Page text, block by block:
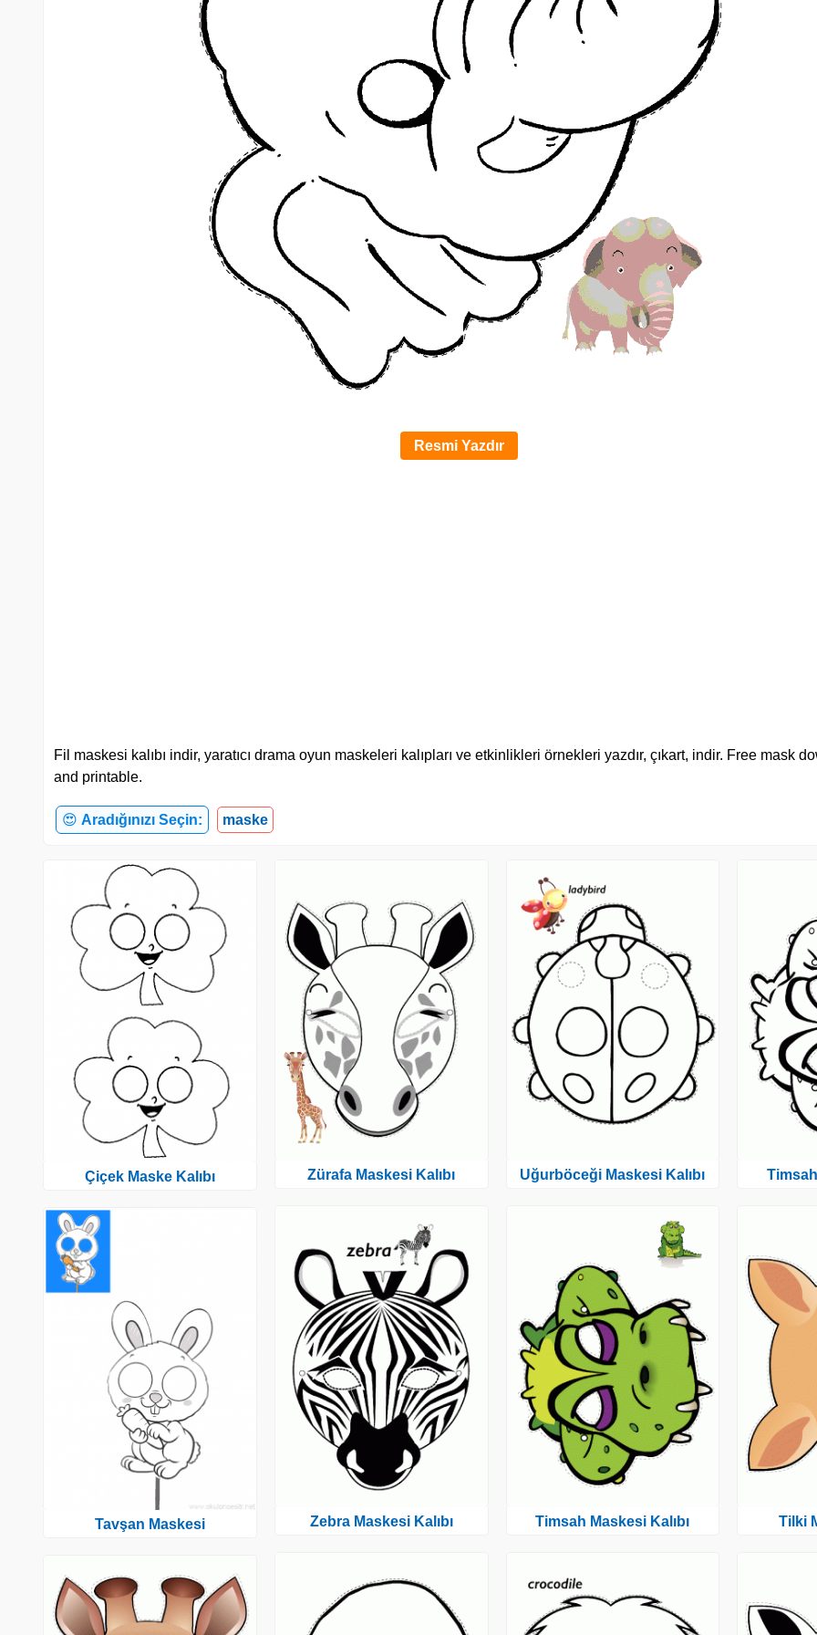
Resmi Yazdır
Fil maskesi kalıbı indir, yaratıcı drama oyun maskeleri kalıpları ve etkinlikleri örnekleri yazdır, çıkart, indir. Free mask
and printable.
😍 Aradığınızı Seçin: maske
Çiçek Maske Kalıbı
Tavşan Maskesi
Zürafa Maskesi Kalıbı
Zebra Maskesi Kalıbı
Uğurböceği Maskesi Kalıbı
Timsah Maskesi Kalıbı Tilki